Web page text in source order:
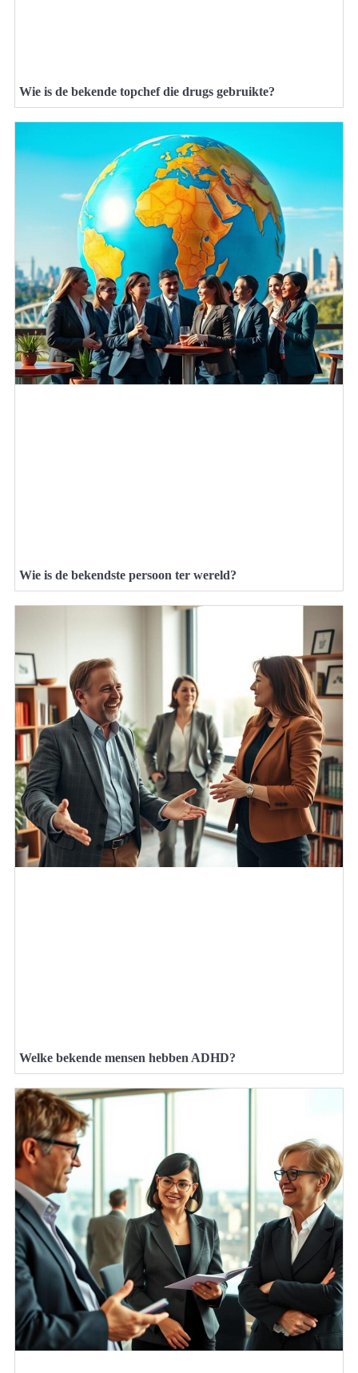
Wie is de bekende topchef die drugs gebruikte?
Wie is de bekendste persoon ter wereld?
Welke bekende mensen hebben ADHD?